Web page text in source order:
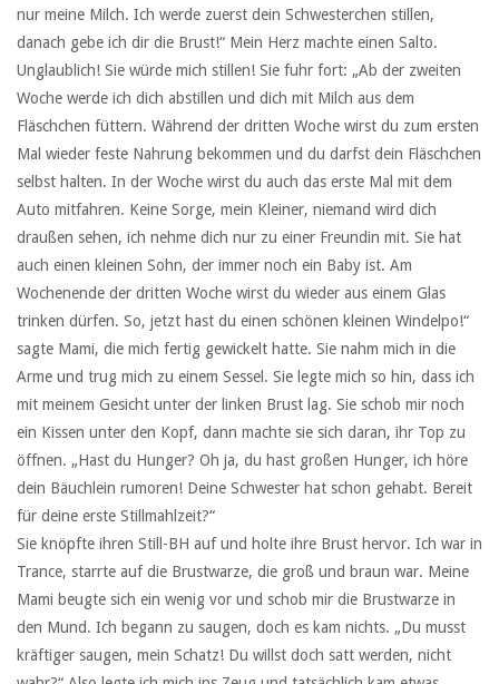
nur meine Milch. Ich werde zuerst dein Schwesterchen stillen,
danach gebe ich dir die Brust!“ Mein Herz machte einen Salto.
Unglaublich! Sie würde mich stillen! Sie fuhr fort: „Ab der zweiten
Woche werde ich dich abstillen und dich mit Milch aus dem
Fläschchen füttern. Während der dritten Woche wirst du zum ersten
Mal wieder feste Nahrung bekommen und du darfst dein Fläschchen
selbst halten. In der Woche wirst du auch das erste Mal mit dem
Auto mitfahren. Keine Sorge, mein Kleiner, niemand wird dich
draußen sehen, ich nehme dich nur zu einer Freundin mit. Sie hat
auch einen kleinen Sohn, der immer noch ein Baby ist. Am
Wochenende der dritten Woche wirst du wieder aus einem Glas
trinken dürfen. So, jetzt hast du einen schönen kleinen Windelpo!“
sagte Mami, die mich fertig gewickelt hatte. Sie nahm mich in die
Arme und trug mich zu einem Sessel. Sie legte mich so hin, dass ich
mit meinem Gesicht unter der linken Brust lag. Sie schob mir noch
ein Kissen unter den Kopf, dann machte sie sich daran, ihr Top zu
öffnen. „Hast du Hunger? Oh ja, du hast großen Hunger, ich höre
dein Bäuchlein rumoren! Deine Schwester hat schon gehabt. Bereit
für deine erste Stillmahlzeit?“
Sie knöpfte ihren Still-BH auf und holte ihre Brust hervor. Ich war in
Trance, starrte auf die Brustwarze, die groß und braun war. Meine
Mami beugte sich ein wenig vor und schob mir die Brustwarze in
den Mund. Ich begann zu saugen, doch es kam nichts. „Du musst
kräftiger saugen, mein Schatz! Du willst doch satt werden, nicht